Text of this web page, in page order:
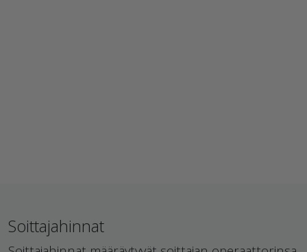
Soittajahinnat